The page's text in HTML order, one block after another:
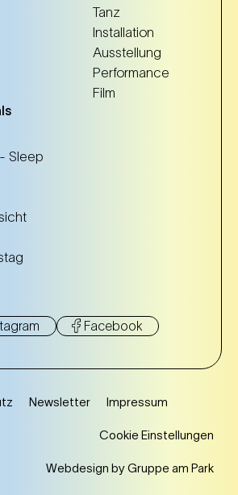
Tanz
Installation
Ausstellung
Performance
Film
Sleep
Facebook
Newsletter Impressum
Cookie Einstellungen
Webdesign by Gruppe am Park